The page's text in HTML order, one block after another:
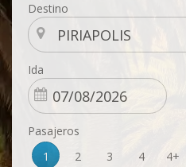
Destino
Ida
Pasajeros
1
2 3 4 4+